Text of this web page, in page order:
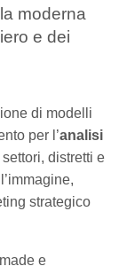
moderna
e dei
di modelli
per l’analisi
distretti e
strategico
e